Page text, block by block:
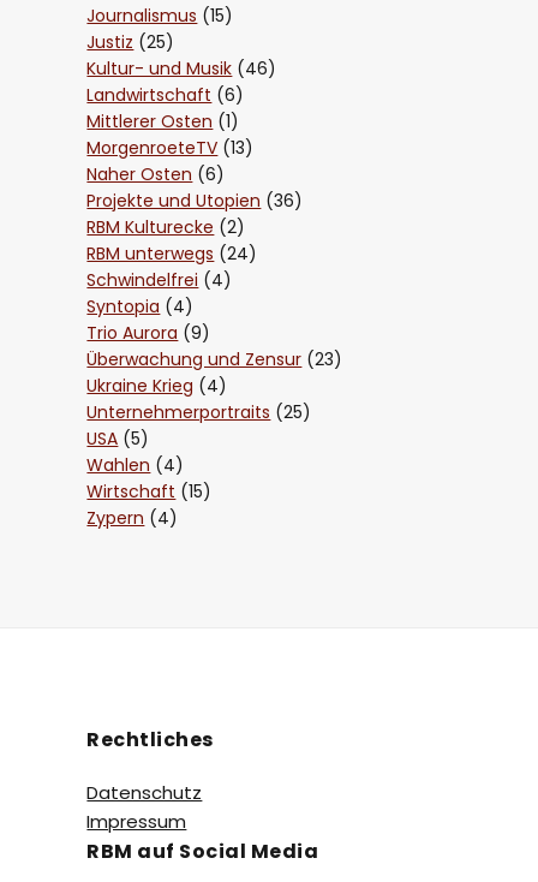
Journalismus (15)
Justiz (25)
Kultur- und Musik (46)
Landwirtschaft (6)
Mittlerer Osten (1)
MorgenroeteTV (13)
Naher Osten (6)
Projekte und Utopien (36)
RBM Kulturecke (2)
RBM unterwegs (24)
Schwindelfrei (4)
Syntopia (4)
Trio Aurora (9)
Überwachung und Zensur (23)
Ukraine Krieg (4)
Unternehmerportraits (25)
USA (5)
Wahlen (4)
Wirtschaft (15)
Zypern (4)
Rechtliches
Datenschutz
Impressum
RBM auf Social Media